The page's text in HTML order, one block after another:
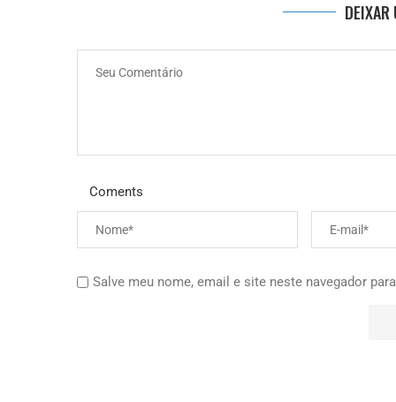
DEIXAR
Coments
Salve meu nome, email e site neste navegador